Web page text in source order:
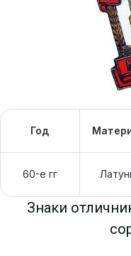
Год
60-е гг
Знаки